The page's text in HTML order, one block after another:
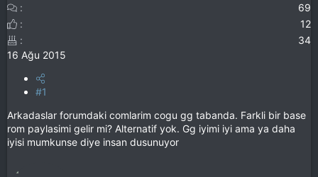
69
12
34
16 Ağu 2015
#1
Arkadaslar forumdaki comlarim cogu gg tabanda. Farkli bir base
rom paylasimi gelir mi? Alternatif yok. Gg iyimi iyi ama ya daha
iyisi mumkunse diye insan dusunuyor